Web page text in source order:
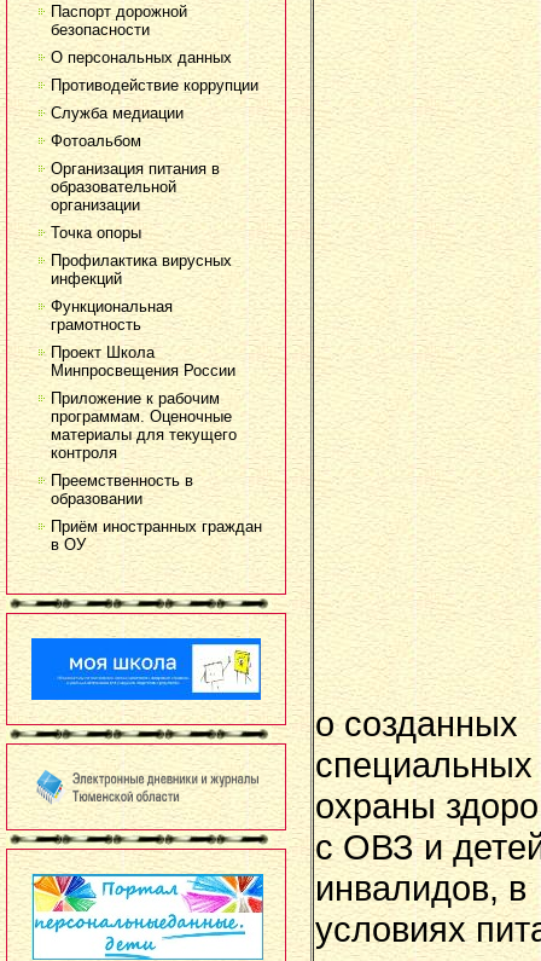
Паспорт дорожной
безопасности
О персональных данных
Противодействие коррупции
Служба медиации
Фотоальбом
Организация питания в
образовательной
организации
Точка опоры
Профилактика вирусных
инфекций
Функциональная
грамотность
Проект Школа
Минпросвещения России
Приложение к рабочим
программам. Оценочные
материалы для текущего
контроля
Преемственность в
образовании
Приём иностранных граждан
в ОУ
о созданных
специальных
охраны
с ОВЗ и
инвалидов,
условиях